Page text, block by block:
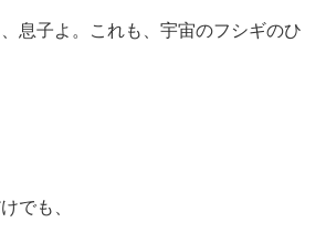
息子よ。これも、宇宙のフシギのひ
でも、